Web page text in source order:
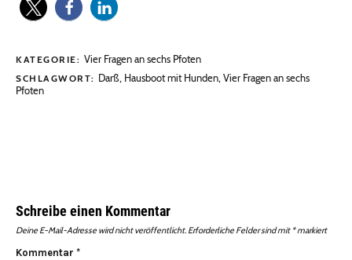
KATEGORIE: Vier Fragen an sechs Pfoten
SCHLAGWORT: Darß, Hausboot mit Hunden,Vier Fragen an sechs
Pfoten
Schreibe einen Kommentar
Deine E-Mail-Adresse wird nicht veröffentlicht. Erforderliche Felder sind mit *markiert
Kommentar *